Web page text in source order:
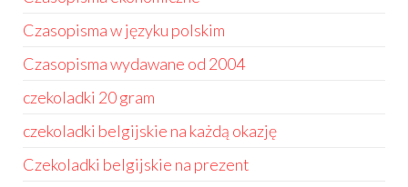
Czasopisma w języku polskim
Czasopisma wydawane od 2004
czekoladki 20 gram
czekoladki belgijskie na każdą okazję
Czekoladki belgijskie na prezent